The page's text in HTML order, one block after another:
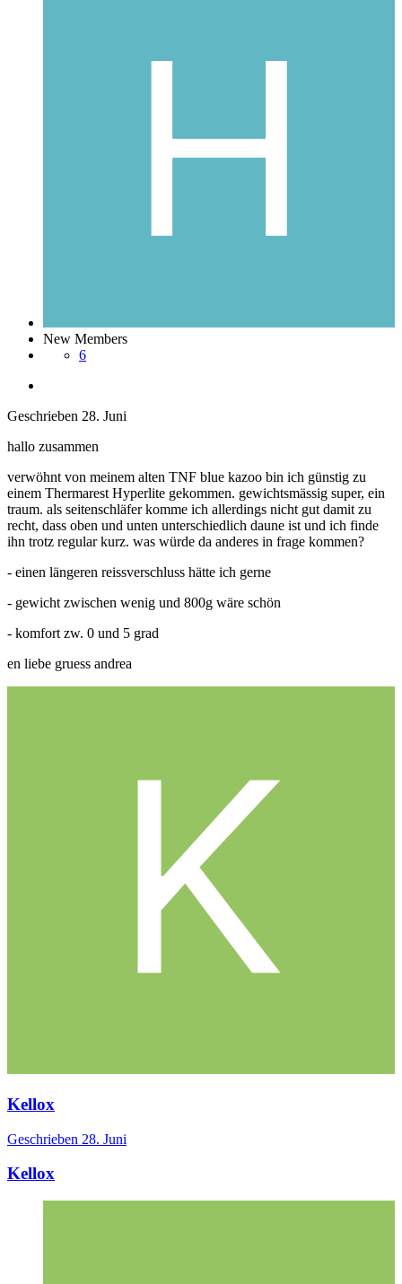
New Members
6
Geschrieben 28. Juni
hallo zusammen
verwöhnt von meinem alten TNF blue kazoo bin ich günstig zu
einem Thermarest Hyperlite gekommen. gewichtsmässig super, ein
traum. als seitenschläfer komme ich allerdings nicht gut damit zu
recht, dass oben und unten unterschiedlich daune ist und ich finde
ihn trotz regular kurz. was würde da anderes in frage kommen?
- einen längeren reissverschluss hätte ich gerne
- gewicht zwischen wenig und 800g wäre schön
- komfort zw. 0 und 5 grad
en liebe gruess andrea
Kellox
Geschrieben 28. Juni
Kellox